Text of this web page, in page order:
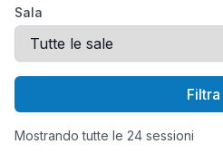
Sala
Filtra
Mostrando tutte le 24 sessioni